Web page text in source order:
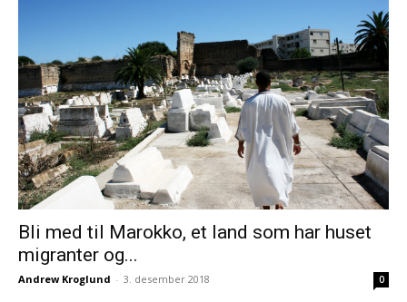
Bli med til Marokko, et land som har huset
migranter og...
Andrew Kroglund - 3. desember 2018 0